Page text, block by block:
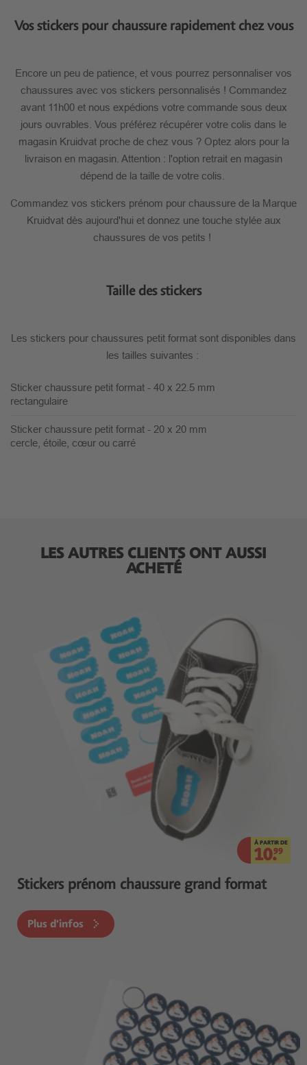
Vos stickers pour chaussure rapidement chez vous
Encore un peu de patience, et vous pourrez personnaliser vos
chaussures avec vos stickers personnalisés ! Commandez
avant 11h00 et nous expédions votre commande sous deux
jours ouvrables. Vous préférez récupérer votre colis dans le
magasin Kruidvat proche de chez vous ? Optez alors pour la
livraison en magasin. Attention : l'option retrait en magasin
dépend de la taille de votre colis.
Commandez vos stickers prénom pour chaussure de la Marque
Kruidvat dès aujourd'hui et donnez une touche stylée aux
chaussures de vos petits !
Taille des stickers
Les stickers pour chaussures petit format sont disponibles dans
les tailles suivantes :
Sticker chaussure petit format -
rectangulaire
40 x 22.5 mm
Sticker chaussure petit format -
cercle, étoile, cœur ou carré
20 x 20 mm
LES AUTRES CLIENTS ONT AUSSI
ACHETÉ
À PARTIR DE
10.99
Stickers prénom chaussure grand format
Plus d'infos